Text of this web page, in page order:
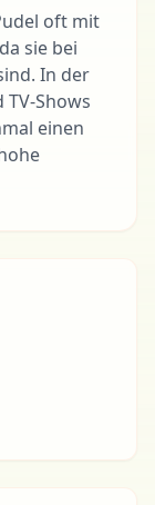
oft mit
sie bei
In der
Shows
einen